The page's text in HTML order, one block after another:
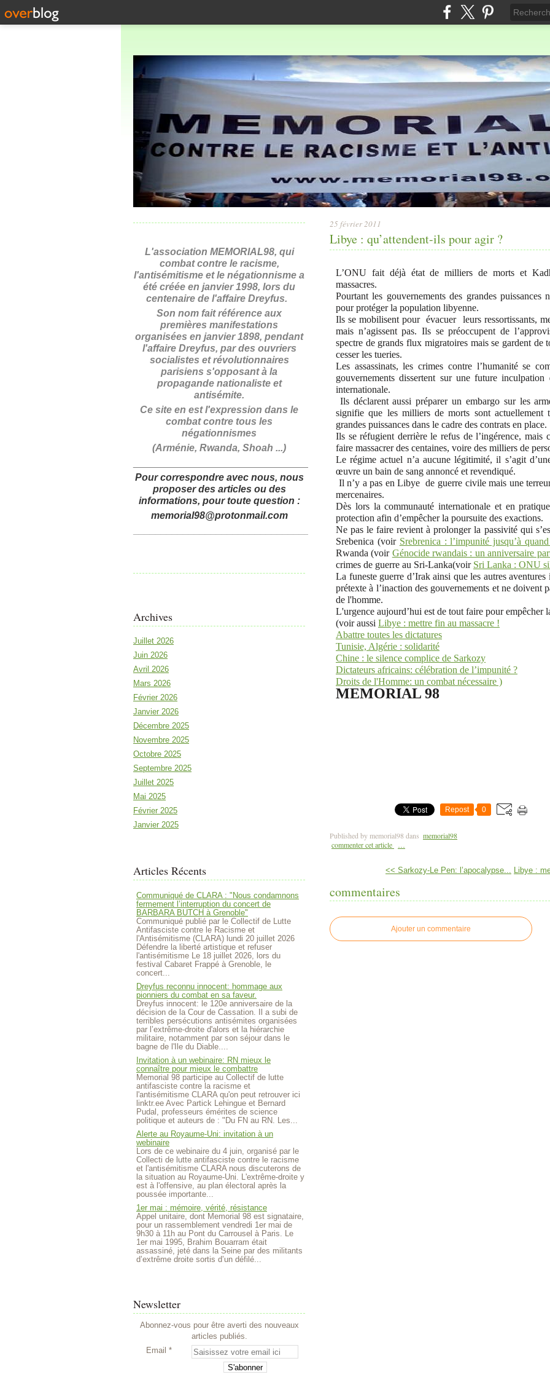
L'association MEMORIAL98, qui
combat contre le racisme,
l'antisémitisme et le négationnisme a
été créée en janvier 1998, lors du
centenaire de l'affaire Dreyfus.
Son nom fait référence aux
premières manifestations
organisées en janvier 1898, pendant
l'affaire Dreyfus, par des ouvriers
socialistes et révolutionnaires
parisiens s'opposant à la
propagande nationaliste et
antisémite.
Ce site en est l'expression dans le
combat contre tous les
négationnismes
(Arménie, Rwanda, Shoah ...)
_______________________________________
Pour correspondre avec nous, nous
proposer des articles ou des
informations, pour toute question :
memorial98@protonmail.com
_______________________________________
Archives
Juillet 2026
Juin 2026
Avril 2026
Mars 2026
Février 2026
Janvier 2026
Décembre 2025
Novembre 2025
Octobre 2025
Septembre 2025
Juillet 2025
Mai 2025
Février 2025
Janvier 2025
Articles Récents
Communiqué de CLARA : "Nous condamnons
fermement l’interruption du concert de
BARBARA BUTCH à Grenoble"
Communiqué publié par le Collectif de Lutte
Antifasciste contre le Racisme et
l'Antisémitisme (CLARA) lundi 20 juillet 2026
Défendre la liberté artistique et refuser
l'antisémitisme Le 18 juillet 2026, lors du
festival Cabaret Frappé à Grenoble, le
concert...
Dreyfus reconnu innocent: hommage aux
pionniers du combat en sa faveur.
Dreyfus innocent: le 120e anniversaire de la
décision de la Cour de Cassation. Il a subi de
terribles persécutions antisémites organisées
par l’extrême-droite d'alors et la hiérarchie
militaire, notamment par son séjour dans le
bagne de l'Ile du Diable....
Invitation à un webinaire: RN mieux le
connaître pour mieux le combattre
Memorial 98 participe au Collectif de lutte
antifasciste contre la racisme et
l'antisémitisme CLARA qu'on peut retrouver ici
linktr.ee Avec Partick Lehingue et Bernard
Pudal, professeurs émérites de science
politique et auteurs de : "Du FN au RN. Les...
Alerte au Royaume-Uni: invitation à un
webinaire
Lors de ce webinaire du 4 juin, organisé par le
Collecti de lutte antifasciste contre le racisme
et l'antisémitisme CLARA nous discuterons de
la situation au Royaume-Uni. L'extrême-droite y
est à l'offensive, au plan électoral après la
poussée importante...
1er mai : mémoire, vérité, résistance
Appel unitaire, dont Memorial 98 est signataire,
pour un rassemblement vendredi 1er mai de
9h30 à 11h au Pont du Carrousel à Paris. Le
1er mai 1995, Brahim Bouarram était
assassiné, jeté dans la Seine par des militants
d’extrême droite sortis d’un défilé...
Newsletter
Abonnez-vous pour être averti des nouveaux
articles publiés.
Email
25 février 2011
Libye : qu’attendent-ils pour agir ?
L’ONU fait déjà état de milliers de morts et
massacres.
Pourtant les gouvernements des grandes puissances
pour protéger la population libyenne.
Ils se mobilisent pour évacuer leurs ressortissants,
mais n’agissent pas. Ils se préoccupent de
spectre de grands flux migratoires mais se gardent de
cesser les tueries.
Les assassinats, les crimes contre l’humanité se
gouvernements dissertent sur une future
internationale.
Ils déclarent aussi préparer un embargo sur les
signifie que les milliers de morts sont actuellement
grandes puissances dans le cadre des contrats en place.
Ils se réfugient derrière le refus de l’ingérence, mais
faire massacrer des centaines, voire des milliers de
Le régime actuel n’a aucune légitimité, il s’agit
œuvre un bain de sang annoncé et revendiqué.
Il n’y a pas en Libye de guerre civile mais une
mercenaires.
Dès lors la communauté internationale et en
protection afin d’empêcher la poursuite des exactions.
Ne pas le faire revient à prolonger la passivité qui
Srebenica (voir Srebrenica : l’impunité jusqu’à
Rwanda (voir Génocide rwandais : un anniversaire
crimes de guerre au Sri-Lanka(voir Sri Lanka : ONU
La funeste guerre d’Irak ainsi que les autres
prétexte à l’inaction des gouvernements et ne doivent
de l'homme.
L'urgence aujourd’hui est de tout faire pour empêcher
(voir aussi Libye : mettre fin au massacre !
Abattre toutes les dictatures
Tunisie, Algérie : solidarité
Chine : le silence complice de Sarkozy
Dictateurs africains: célébration de l’impunité ?
Droits de l'Homme: un combat nécessaire )
MEMORIAL 98
Repost 0
Published by memorial98 dans memorial98
commenter cet article
…
<< Sarkozy-Le Pen: l’apocalypse... Libye :
commentaires
Ajouter un commentaire